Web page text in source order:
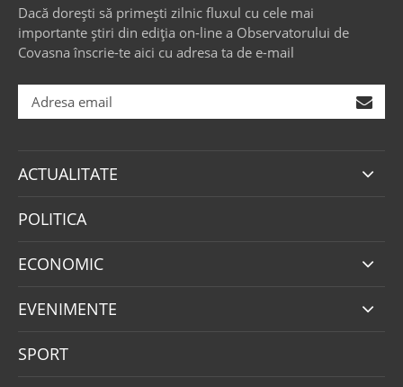
Dacă dorești să primești zilnic fluxul cu cele mai
importante știri din ediția on-line a Observatorului de
Covasna înscrie-te aici cu adresa ta de e-mail
ACTUALITATE
POLITICA
ECONOMIC
EVENIMENTE
SPORT